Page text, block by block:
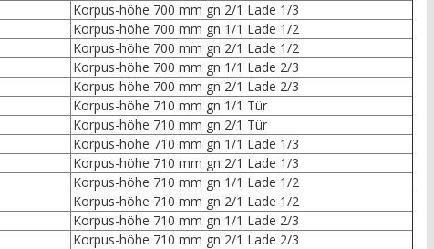
Korpus-höhe 700 mm gn 2/1 Lade 1/3
Korpus-höhe 700 mm gn 1/1 Lade 1/2
Korpus-höhe 700 mm gn 2/1 Lade 1/2
Korpus-höhe 700 mm gn 1/1 Lade 2/3
Korpus-höhe 700 mm gn 2/1 Lade 2/3
Korpus-höhe 710 mm gn 1/1 Tür
Korpus-höhe 710 mm gn 2/1 Tür
Korpus-höhe 710 mm gn 1/1 Lade 1/3
Korpus-höhe 710 mm gn 2/1 Lade 1/3
Korpus-höhe 710 mm gn 1/1 Lade 1/2
Korpus-höhe 710 mm gn 2/1 Lade 1/2
Korpus-höhe 710 mm gn 1/1 Lade 2/3
Korpus-höhe 710 mm gn 2/1 Lade 2/3